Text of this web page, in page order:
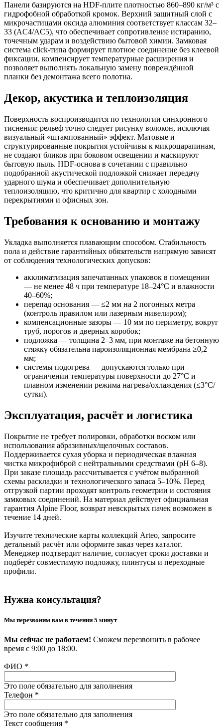
Панели базируются на HDF-плите плотностью 860–890 кг/м³ с
гидрофобной обработкой кромок. Верхний защитный слой с
микрочастицами оксида алюминия соответствует классам 32–
33 (AC4/AC5), что обеспечивает сопротивление истиранию,
точечным ударам и воздействию бытовой химии. Замковая
система click-типа формирует плотное соединение без клеевой
фиксации, компенсирует температурные расширения и
позволяет выполнять локальную замену повреждённой
планки без демонтажа всего полотна.
Декор, акустика и теплоизоляция
Поверхность воспроизводится по технологии синхронного
тиснения: рельеф точно следует рисунку волокон, исключая
визуальный «штампованный» эффект. Матовые и
структурированные покрытия устойчивы к микроцарапинам,
не создают бликов при боковом освещении и маскируют
бытовую пыль. HDF-основа в сочетании с правильно
подобранной акустической подложкой снижает передачу
ударного шума и обеспечивает дополнительную
теплоизоляцию, что критично для квартир с холодными
перекрытиями и офисных зон.
Требования к основанию и монтажу
Укладка выполняется плавающим способом. Стабильность
пола и действие гарантийных обязательств напрямую зависят
от соблюдения технологических допусков:
акклиматизация запечатанных упаковок в помещении
— не менее 48 ч при температуре 18–24°C и влажности
40–60%;
перепад основания — ≤2 мм на 2 погонных метра
(контроль правилом или лазерным нивелиром);
компенсационные зазоры — 10 мм по периметру, вокруг
труб, порогов и дверных коробок;
подложка — толщина 2–3 мм, при монтаже на бетонную
стяжку обязательна пароизоляционная мембрана ≥0,2
мм;
системы подогрева — допускаются только при
ограничении температуры поверхности до 27°C и
плавном изменении режима нагрева/охлаждения (≤3°C/
сутки).
Эксплуатация, расчёт и логистика
Покрытие не требует полировки, обработки воском или
использования абразивных/щелочных составов.
Поддерживается сухая уборка и периодическая влажная
чистка микрофиброй с нейтральными средствами (pH 6–8).
При заказе площадь рассчитывается с учётом выбранной
схемы раскладки и технологического запаса 5–10%. Перед
отгрузкой партии проходят контроль геометрии и состояния
замковых соединений. На материал действует официальная
гарантия Alpine Floor, возврат невскрытых пачек возможен в
течение 14 дней.
Изучите технические карты коллекций Arteo, запросите
детальный расчёт или оформите заказ через каталог.
Менеджер подтвердит наличие, согласует сроки доставки и
подберёт совместимую подложку, плинтусы и переходные
профили.
Нужна консультация?
Мы перезвоним вам в течении 5 минут
Мы сейчас не работаем! Сможем перезвонить в рабочее
время с 9:00 до 18:00.
ФИО *
Это поле обязательно для заполнения
Телефон *
Это поле обязательно для заполнения
Текст сообщения *